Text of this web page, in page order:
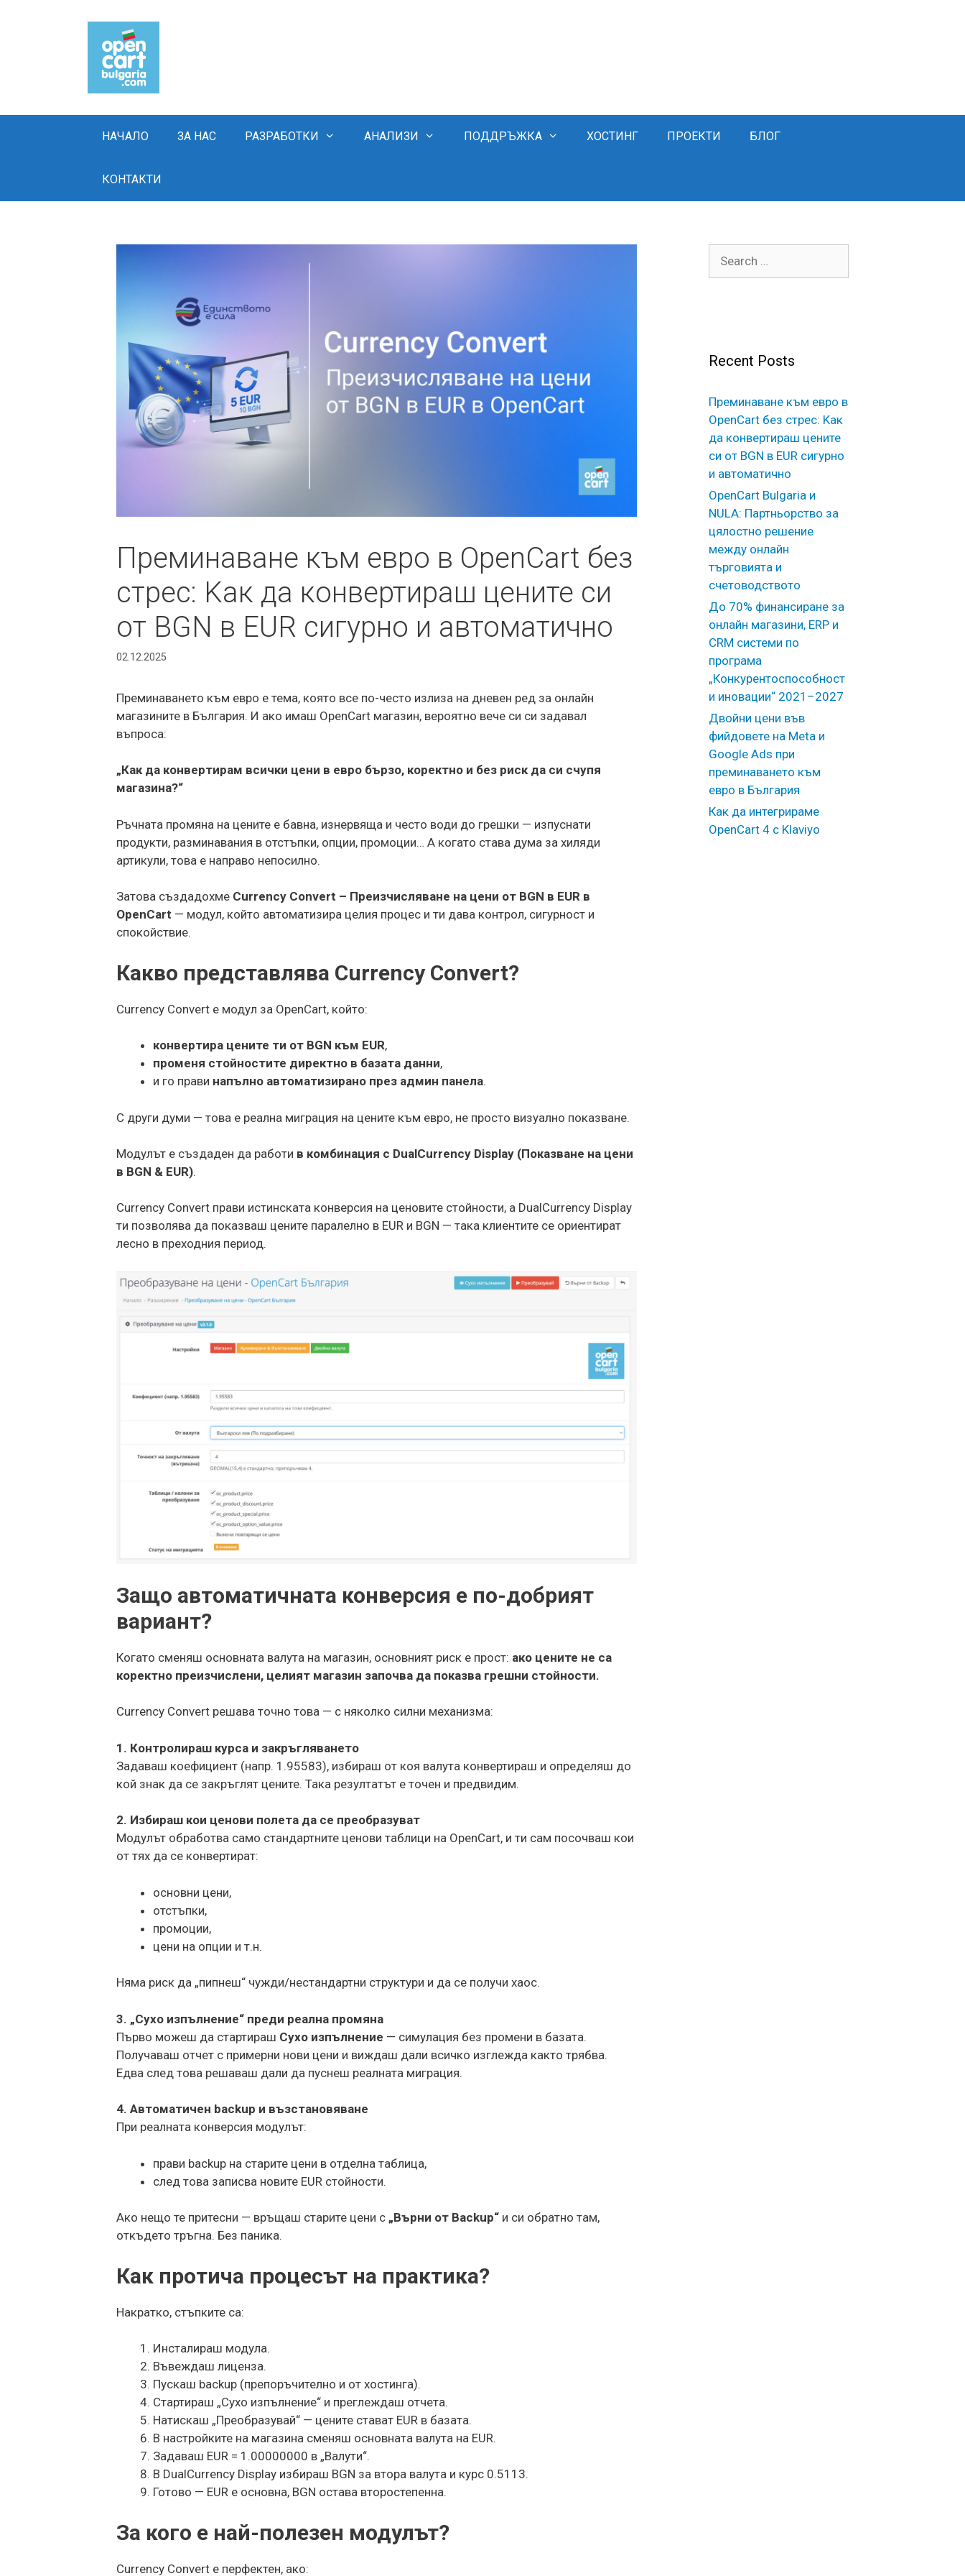
НАЧАЛО ЗА НАС РАЗРАБОТКИ АНАЛИЗИ ПОДДРЪЖКА ХОСТИНГ ПРОЕКТИ БЛОГ
КОНТАКТИ
Преминаване към евро в OpenCart без
стрес: Kак да конвертираш цените си
от BGN в EUR сигурно и автоматично
02.12.2025
Преминаването към евро е тема, която все по-често излиза на дневен ред за онлайн
магазините в България. И ако имаш OpenCart магазин, вероятно вече си си задавал
въпроса:
„Как да конвертирам всички цени в евро бързо, коректно и без риск да си счупя
магазина?“
Ръчната промяна на цените е бавна, изнервяща и често води до грешки — изпуснати
продукти, разминавания в отстъпки, опции, промоции… А когато става дума за хиляди
артикули, това е направо непосилно.
Затова създадохме Currency Convert – Преизчисляване на цени от BGN в EUR в
OpenCart — модул, който автоматизира целия процес и ти дава контрол, сигурност и
спокойствие.
Какво представлява Currency Convert?
Currency Convert е модул за OpenCart, който:
конвертира цените ти от BGN към EUR,
променя стойностите директно в базата данни,
и го прави напълно автоматизирано през админ панела.
С други думи — това е реална миграция на цените към евро, не просто визуално показване.
Модулът е създаден да работи в комбинация с DualCurrency Display (Показване на цени
в BGN & EUR).
Currency Convert прави истинската конверсия на ценовите стойности, а DualCurrency Display
ти позволява да показваш цените паралелно в EUR и BGN — така клиентите се ориентират
лесно в преходния период.
Защо автоматичната конверсия е по-добрият
вариант?
Когато сменяш основната валута на магазин, основният риск е прост: ако цените не са
коректно преизчислени, целият магазин започва да показва грешни стойности.
Currency Convert решава точно това — с няколко силни механизма:
1. Контролираш курса и закръгляването
Задаваш коефициент (напр. 1.95583), избираш от коя валута конвертираш и определяш до
кой знак да се закръглят цените. Така резултатът е точен и предвидим.
2. Избираш кои ценови полета да се преобразуват
Модулът обработва само стандартните ценови таблици на OpenCart, и ти сам посочваш кои
от тях да се конвертират:
основни цени,
отстъпки,
промоции,
цени на опции и т.н.
Няма риск да „пипнеш“ чужди/нестандартни структури и да се получи хаос.
3. „Сухо изпълнение“ преди реална промяна
Първо можеш да стартираш Сухо изпълнение — симулация без промени в базата.
Получаваш отчет с примерни нови цени и виждаш дали всичко изглежда както трябва.
Едва след това решаваш дали да пуснеш реалната миграция.
4. Автоматичен backup и възстановяване
При реалната конверсия модулът:
прави backup на старите цени в отделна таблица,
след това записва новите EUR стойности.
Ако нещо те притесни — връщаш старите цени с „Върни от Backup“ и си обратно там,
откъдето тръгна. Без паника.
Как протича процесът на практика?
Накратко, стъпките са:
Инсталираш модула.
Въвеждаш лиценза.
Пускаш backup (препоръчително и от хостинга).
Стартираш „Сухо изпълнение“ и преглеждаш отчета.
Натискаш „Преобразувай“ — цените стават EUR в базата.
В настройките на магазина сменяш основната валута на EUR.
Задаваш EUR = 1.00000000 в „Валути“.
В DualCurrency Display избираш BGN за втора валута и курс 0.5113.
Готово — EUR е основна, BGN остава второстепенна.
За кого е най-полезен модулът?
Currency Convert е перфектен, ако:
Recent Posts
Преминаване към евро в
OpenCart без стрес: Kак
да конвертираш цените
си от BGN в EUR сигурно
и автоматично
OpenCart Bulgaria и
NULA: Партньорство за
цялостно решение
между онлайн
търговията и
счетоводството
До 70% финансиране за
онлайн магазини, ERP и
CRM системи по
програма
„Конкурентоспособност
и иновации“ 2021–2027
Двойни цени във
фийдовете на Meta и
Google Ads при
преминаването към
евро в България
Как да интегрираме
OpenCart 4 с Klaviyo